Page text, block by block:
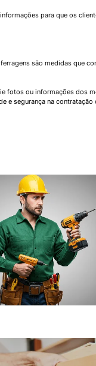
para que os
são medidas que
fotos ou informações dos
segurança na